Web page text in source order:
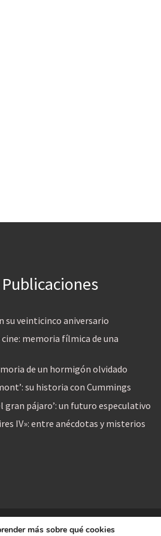
su veinticinco aniversario
cine: memoria fílmica de una
de un hormigón olvidado
su historia con Cummings
gran pájaro’: un futuro especulativo
IV»: entre anécdotas y misterios
más sobre qué cookies